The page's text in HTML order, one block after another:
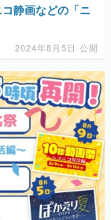
静画などの「ニ
2024年8月5日 公開